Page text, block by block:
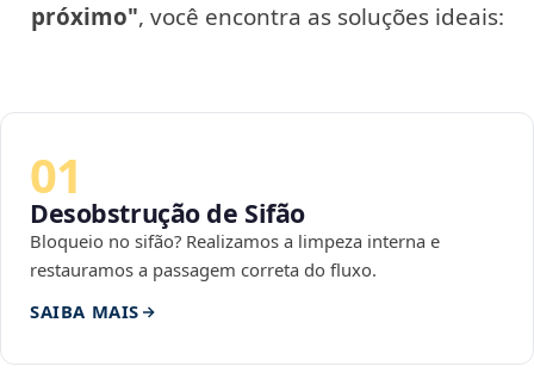
próximo", você encontra as soluções ideais:
01
Desobstrução de Sifão
Bloqueio no sifão? Realizamos a limpeza interna e
restauramos a passagem correta do fluxo.
SAIBA MAIS